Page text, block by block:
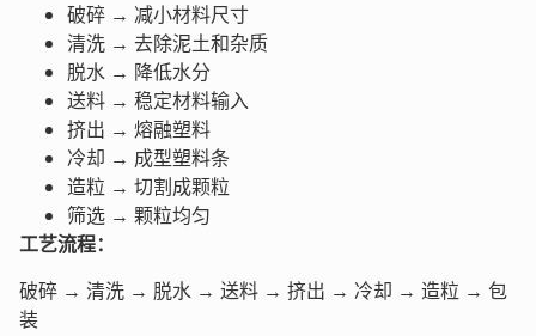
破碎 → 减小材料尺寸
清洗 → 去除泥土和杂质
脱水 → 降低水分
送料 → 稳定材料输入
挤出 → 熔融塑料
冷却 → 成型塑料条
造粒 → 切割成颗粒
筛选 → 颗粒均匀
工艺流程：
破碎 → 清洗 → 脱水 → 送料 → 挤出 → 冷却 → 造粒 → 包
装